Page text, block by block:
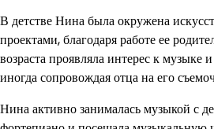
В детстве Нина была окружена
проектами, благодаря работе ее
возраста проявляла интерес к музыке
иногда сопровождая отца на его
Нина активно занималась музыкой с